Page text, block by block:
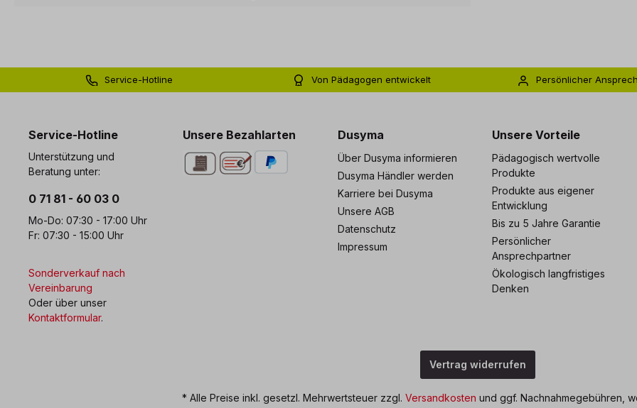
Service-Hotline
Von Pädagogen entwickelt
Persönlicher
Service-Hotline
Unterstützung und
Beratung unter:
0 71 81 - 60 03 0
Mo-Do: 07:30 - 17:00 Uhr
Fr: 07:30 - 15:00 Uhr
Sonderverkauf nach
Vereinbarung
Oder über unser
Kontaktformular.
Unsere Bezahlarten Dusyma
Über Dusyma informieren
Dusyma Händler werden
Karriere bei Dusyma
Unsere AGB
Datenschutz
Impressum
Unsere Vorteile
Pädagogisch wertvolle
Produkte
Produkte aus eigener
Entwicklung
Bis zu 5 Jahre Garantie
Persönlicher
Ansprechpartner
Ökologisch langfristiges
Denken
Vertrag widerrufen
* Alle Preise inkl. gesetzl. Mehrwertsteuer zzgl. Versandkosten und ggf. Nachnahmegebühren,